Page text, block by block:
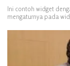
Ini contoh widget
mengaturnya pada